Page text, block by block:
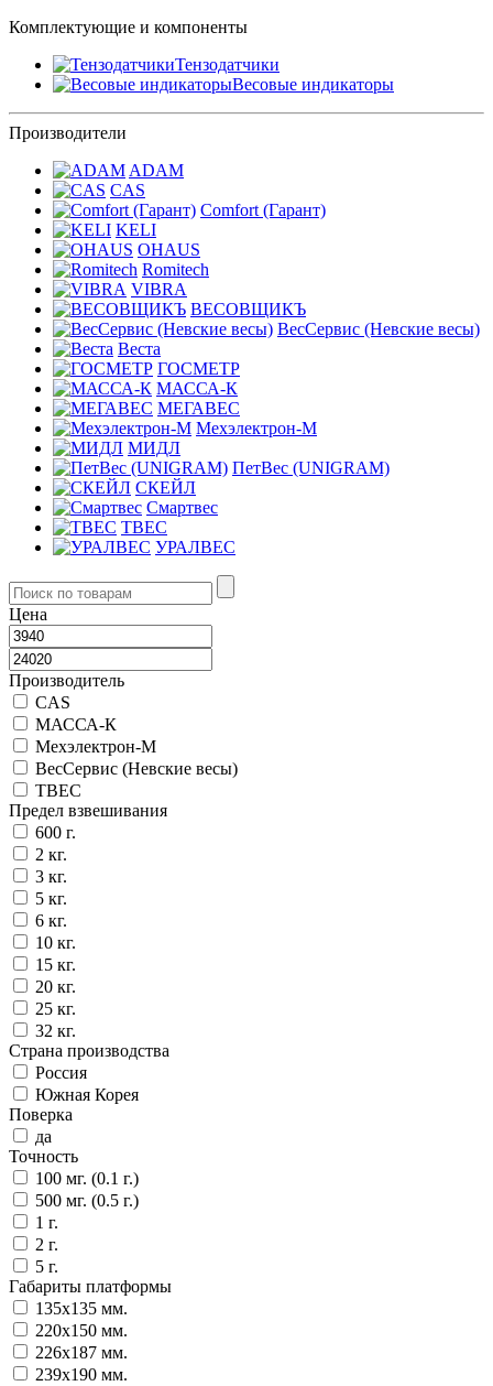
Комплектующие и компоненты
Тензодатчики
Весовые индикаторы
Производители
ADAM
CAS
Comfort (Гарант)
KELI
OHAUS
Romitech
VIBRA
ВЕСОВЩИКЪ
ВесСервис (Невские весы)
Веста
ГОСМЕТР
МАССА-К
МЕГАВЕС
Мехэлектрон-М
МИДЛ
ПетВес (UNIGRAM)
СКЕЙЛ
Смартвес
ТВЕС
УРАЛВЕС
Цена
Производитель
CAS
МАССА-К
Мехэлектрон-М
ВесСервис (Невские весы)
ТВЕС
Предел взвешивания
600 г.
2 кг.
3 кг.
5 кг.
6 кг.
10 кг.
15 кг.
20 кг.
25 кг.
32 кг.
Страна производства
Россия
Южная Корея
Поверка
да
Точность
100 мг. (0.1 г.)
500 мг. (0.5 г.)
1 г.
2 г.
5 г.
Габариты платформы
135x135 мм.
220x150 мм.
226x187 мм.
239x190 мм.